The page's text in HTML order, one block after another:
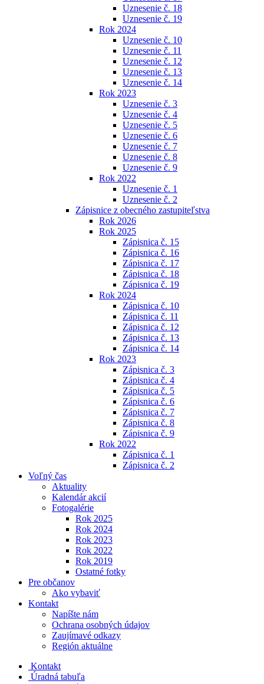
Uznesenie č. 18
Uznesenie č. 19
Rok 2024
Uznesenie č. 10
Uznesenie č. 11
Uznesenie č. 12
Uznesenie č. 13
Uznesenie č. 14
Rok 2023
Uznesenie č. 3
Uznesenie č. 4
Uznesenie č. 5
Uznesenie č. 6
Uznesenie č. 7
Uznesenie č. 8
Uznesenie č. 9
Rok 2022
Uznesenie č. 1
Uznesenie č. 2
Zápisnice z obecného zastupiteľstva
Rok 2026
Rok 2025
Zápisnica č. 15
Zápisnica č. 16
Zápisnica č. 17
Zápisnica č. 18
Zápisnica č. 19
Rok 2024
Zápisnica č. 10
Zápisnica č. 11
Zápisnica č. 12
Zápisnica č. 13
Zápisnica č. 14
Rok 2023
Zápisnica č. 3
Zápisnica č. 4
Zápisnica č. 5
Zápisnica č. 6
Zápisnica č. 7
Zápisnica č. 8
Zápisnica č. 9
Rok 2022
Zápisnica č. 1
Zápisnica č. 2
Voľný čas
Aktuality
Kalendár akcií
Fotogalérie
Rok 2025
Rok 2024
Rok 2023
Rok 2022
Rok 2019
Ostatné fotky
Pre občanov
Ako vybaviť
Kontakt
Napíšte nám
Ochrana osobných údajov
Zaujímavé odkazy
Región aktuálne
Kontakt
Úradná tabuľa